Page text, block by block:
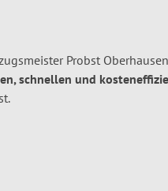
Probst
schnellen und